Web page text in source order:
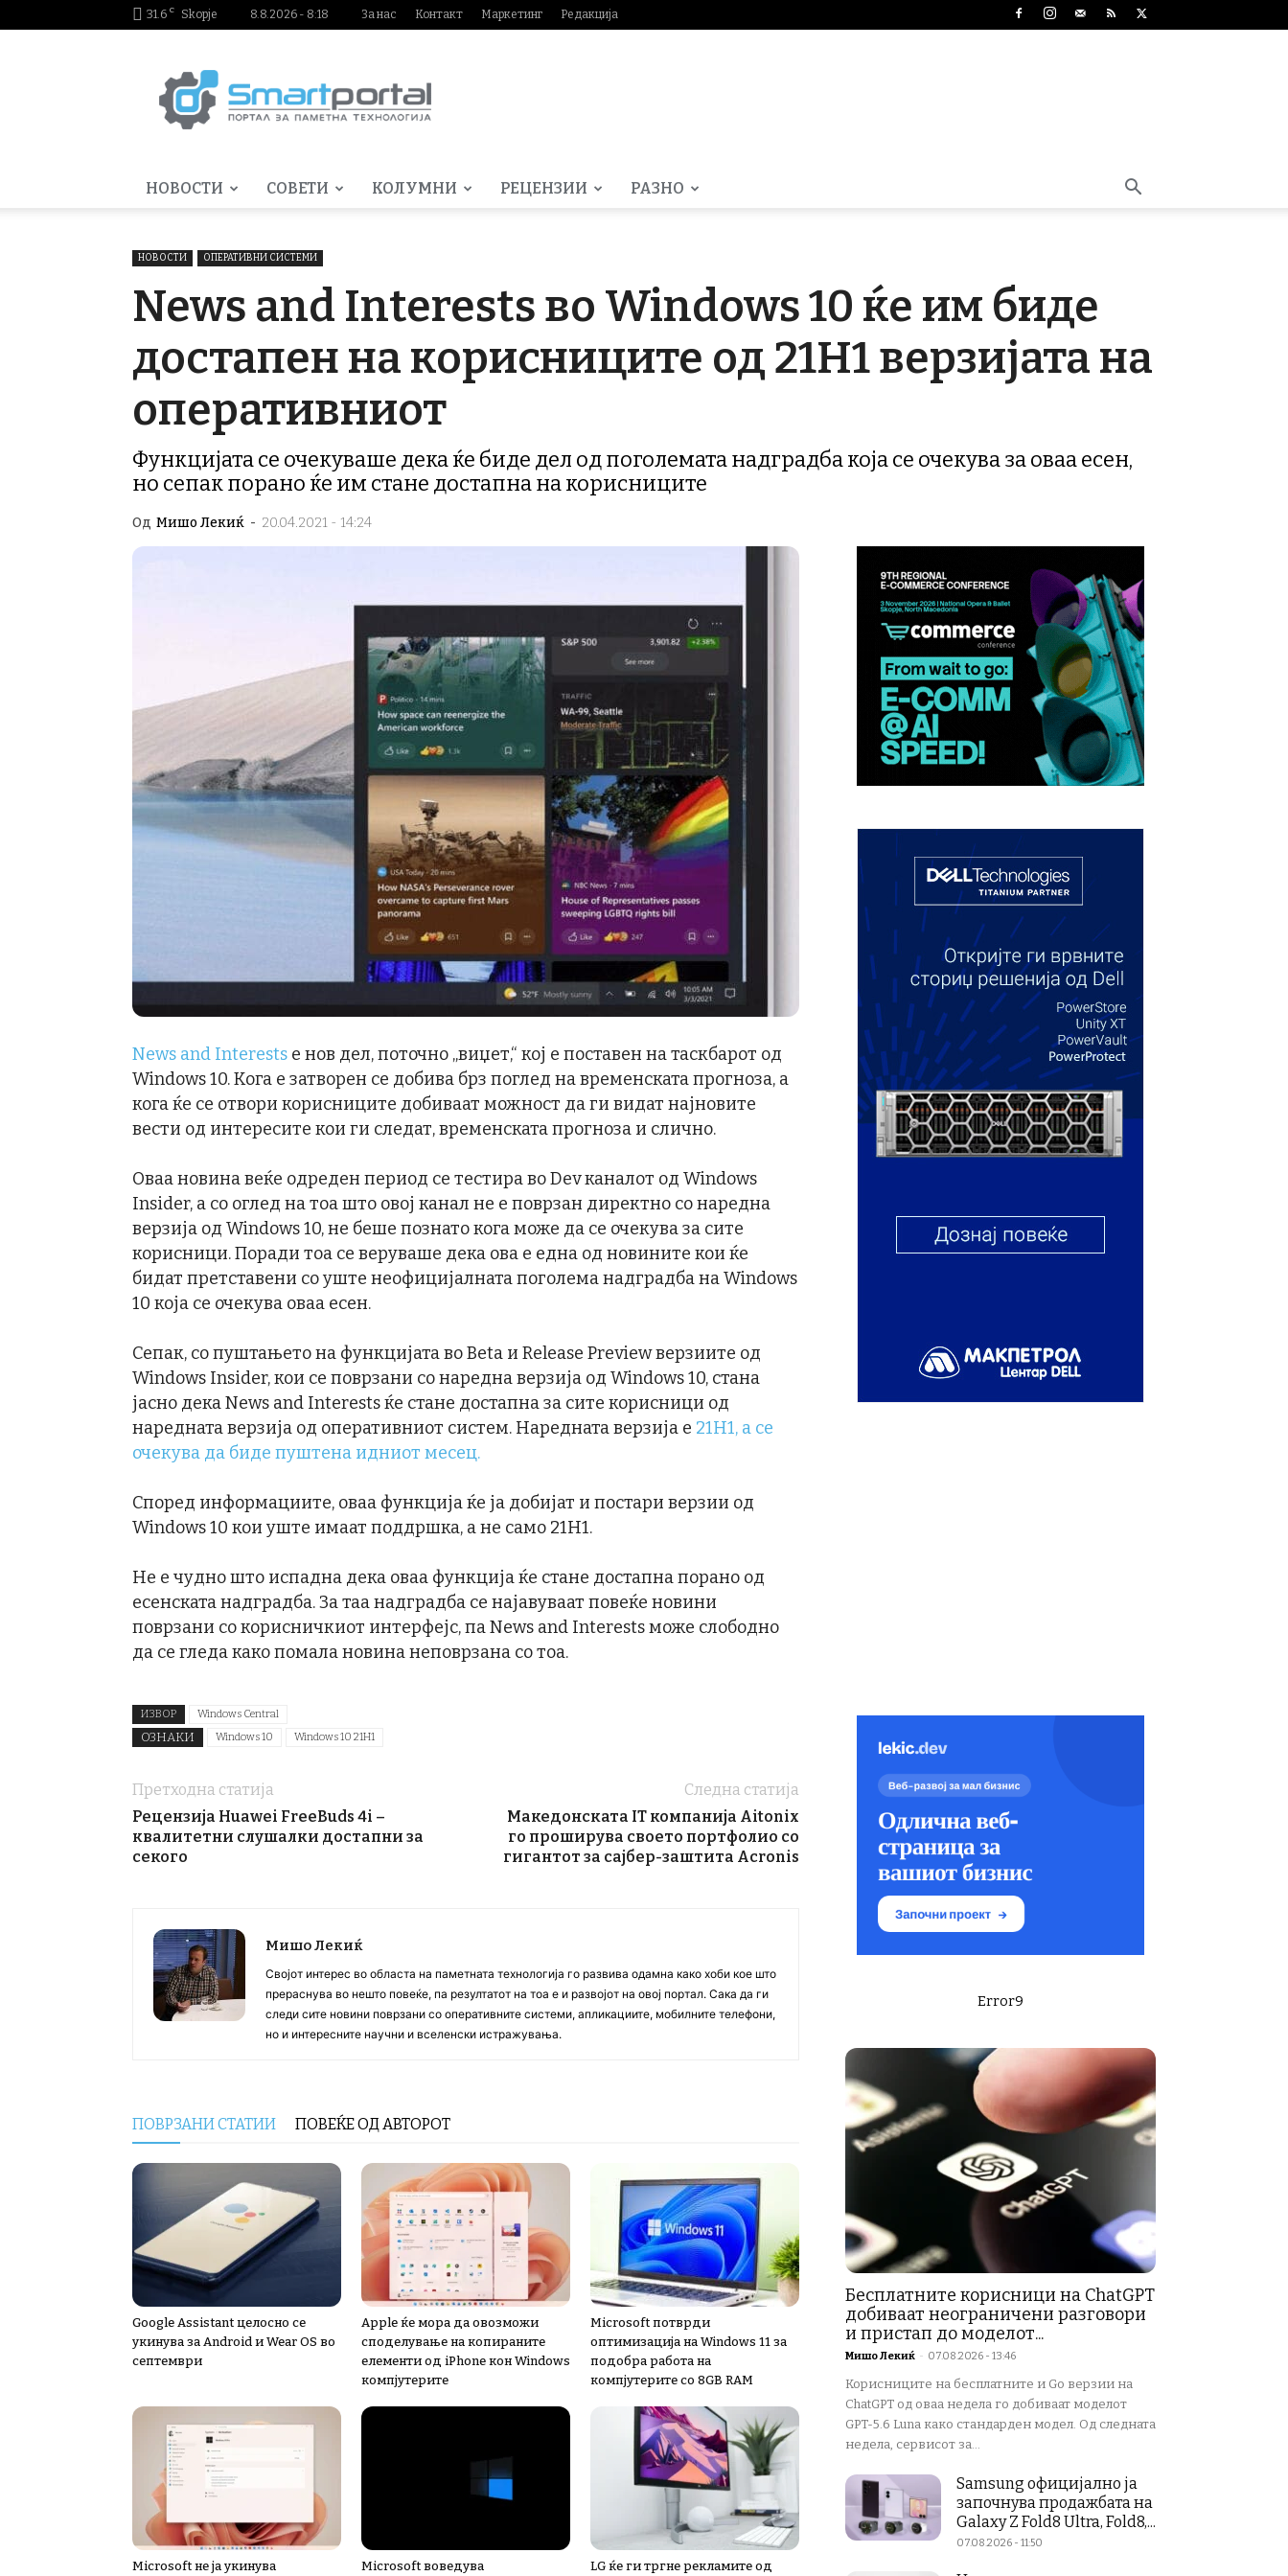
31.6 C Skopje 8.8.2026 - 8:18 За нас Контакт Маркетинг Редакција
НОВОСТИ СОВЕТИ КОЛУМНИ РЕЦЕНЗИИ РАЗНО
НОВОСТИ ОПЕРАТИВНИ СИСТЕМИ
News and Interests во Windows 10 ќе им биде
достапен на корисниците од 21H1 верзијата на
оперативниот
Функцијата се очекуваше дека ќе биде дел од поголемата надградба која се очекува за оваа есен,
но сепак порано ќе им стане достапна на корисниците
Од Мишо Лекиќ - 20.04.2021 - 14:24
News and Interests е нов дел, поточно „виџет,“ кој е поставен на таскбарот од
Windows 10. Кога е затворен се добива брз поглед на временската прогноза, а
кога ќе се отвори корисниците добиваат можност да ги видат најновите
вести од интересите кои ги следат, временската прогноза и слично.
Оваа новина веќе одреден период се тестира во Dev каналот од Windows
Insider, а со оглед на тоа што овој канал не е поврзан директно со наредна
верзија од Windows 10, не беше познато кога може да се очекува за сите
корисници. Поради тоа се веруваше дека ова е една од новините кои ќе
бидат претставени со уште неофицијалната поголема надградба на Windows
10 која се очекува оваа есен.
Сепак, со пуштањето на функцијата во Beta и Release Preview верзиите од
Windows Insider, кои се поврзани со наредна верзија од Windows 10, стана
јасно дека News and Interests ќе стане достапна за сите корисници од
наредната верзија од оперативниот систем. Наредната верзија е 21H1, а се
очекува да биде пуштена идниот месец.
Според информациите, оваа функција ќе ја добијат и постари верзии од
Windows 10 кои уште имаат поддршка, а не само 21H1.
Не е чудно што испадна дека оваа функција ќе стане достапна порано од
есенската надградба. За таа надградба се најавуваат повеќе новини
поврзани со корисничкиот интерфејс, па News and Interests може слободно
да се гледа како помала новина неповрзана со тоа.
ИЗВОР Windows Central
ОЗНАКИ Windows 10 Windows 10 21H1
Претходна статија
Рецензија Huawei FreeBuds 4i –
квалитетни слушалки достапни за
секого
Следна статија
Македонската IT компанија Aitonix
го проширува своето портфолио со
гигантот за сајбер-заштита Acronis
Мишо Лекиќ
Својот интерес во областа на паметната технологија го развива одамна како хоби кое што
прераснува во нешто повеќе, па резултатот на тоа е и развојот на овој портал. Сака да ги
следи сите новини поврзани со оперативните системи, апликациите, мобилните телефони,
но и интересните научни и вселенски истражувања.
ПОВРЗАНИ СТАТИИ ПОВЕЌЕ ОД АВТОРОТ
Google Assistant целосно се
укинува за Android и Wear OS во
септември
Apple ќе мора да овозможи
споделување на копираните
елементи од iPhone кон Windows
компјутерите
Microsoft потврди
оптимизација на Windows 11 за
подобра работа на
компјутерите со 8GB RAM
Microsoft не ја укинува Microsoft воведува LG ќе ги тргне рекламите од
Error9
Бесплатните корисници на ChatGPT
добиваат неограничени разговори
и пристап до моделот...
Мишо Лекиќ - 07.08.2026 - 13:46
Корисниците на бесплатните и Go верзии на
ChatGPT од оваа недела го добиваат моделот
GPT-5.6 Luna како стандарден модел. Од следната
недела, сервисот за...
Samsung официјално ја
започнува продажбата на
Galaxy Z Fold8 Ultra, Fold8,...
07.08.2026 - 11:50